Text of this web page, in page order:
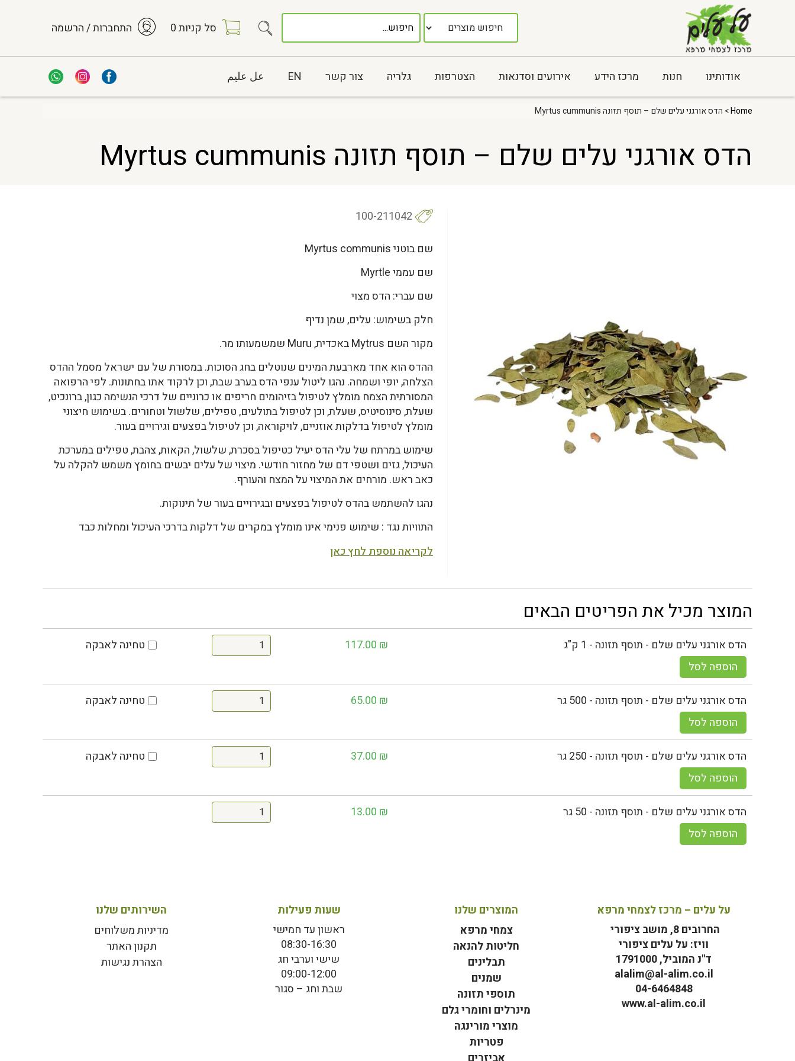
סל קניות0 התחברות / הרשמה
אודותינו חנות מרכז הידע אירועים וסדנאות הצטרפות גלריה צור קשר EN عل عليم
Home> הדס אורגני עלים שלם – תוסף תזונה Myrtus cummunis
הדס אורגני עלים שלם – תוסף תזונה Myrtus cummunis
100-211042
שם בוטני Myrtus communis
שם עממי Myrtle
שם עברי: הדס מצוי
חלק בשימוש: עלים, שמן נדיף
מקור השם Mytrus באכדית, Muru שמשמעותו מר.
ההדס הוא אחד מארבעת המינים שנוטלים בחג הסוכות. במסורת של עם ישראל מסמל ההדס
הצלחה, יופי ושמחה. נהגו ליטול ענפי הדס בערב שבת, וכן לרקוד אתו בחתונות. לפי הרפואה
המסורתית הצמח מומלץ לטיפול בזיהומים חריפים או כרוניים של דרכי הנשימה כגון, ברונכיט,
שעלת, סינוסיטיס, שעלת, וכן לטיפול בתולעים, טפילים, שלשול וטחורים. בשימוש חיצוני
מומלץ לטיפול בדלקות אוזניים, לויקוראה, וכן לטיפול בפצעים וגירויים בעור.
שימוש במרתח של עלי הדס יעיל כטיפול בסכרת, שלשול, הקאות, צהבת, טפילים במערכת
העיכול, גזים ושטפי דם של מחזור חודשי. מיצוי של עלים יבשים בחומץ משמש להקלה על
כאב ראש. מורחים את המיצוי על המצח והעורף.
נהגו להשתמש בהדס לטיפול בפצעים ובגירויים בעור של תינוקות.
התוויות נגד : שימוש פנימי אינו מומלץ במקרים של דלקות בדרכי העיכול ומחלות כבד
לקריאה נוספת לחץ כאן
המוצר מכיל את הפריטים הבאים
הדס אורגני עלים שלם - תוסף תזונה - 1 ק"ג 117.00 ₪
טחינה לאבקה
הוספה לסל
הדס אורגני עלים שלם - תוסף תזונה - 500 גר 65.00 ₪
טחינה לאבקה
הוספה לסל
הדס אורגני עלים שלם - תוסף תזונה - 250 גר 37.00 ₪
טחינה לאבקה
הוספה לסל
הדס אורגני עלים שלם - תוסף תזונה - 50 גר 13.00 ₪
הוספה לסל
על עלים – מרכז לצמחי מרפא
החרובים 8, מושב ציפורי
וויז: על עלים ציפורי
ד"נ המוביל, 1791000
alalim@al-alim.co.il
04-6464848
www.al-alim.co.il
המוצרים שלנו
צמחי מרפא
חליטות להנאה
תבלינים
שמנים
תוספי תזונה
מינרלים וחומרי גלם
מוצרי מורינגה
פטריות
שעות פעילות
ראשון עד חמישי
08:30-16:30
שישי וערבי חג
09:00-12:00
שבת וחג – סגור
השירותים שלנו
מדיניות משלוחים
תקנון האתר
הצהרת נגישות